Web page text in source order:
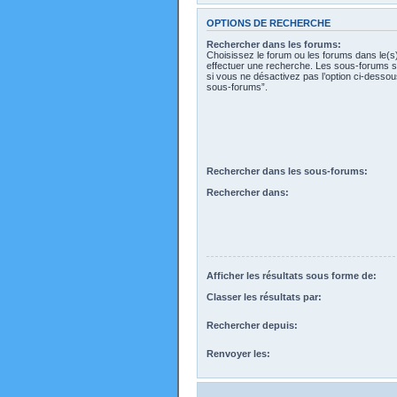
OPTIONS DE RECHERCHE
Rechercher dans les forums:
Choisissez le forum ou les forums dans
effectuer une recherche. Les sous-forums
si vous ne désactivez pas l’option ci-
sous-forums”.
Rechercher dans les sous-forums:
Rechercher dans:
Afficher les résultats sous forme de:
Classer les résultats par:
Rechercher depuis:
Renvoyer les: